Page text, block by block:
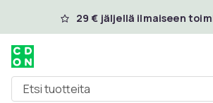
Ohita ja siirry pääsisältöön
29 € jäljellä ilmaiseen
Etsi tuotteita